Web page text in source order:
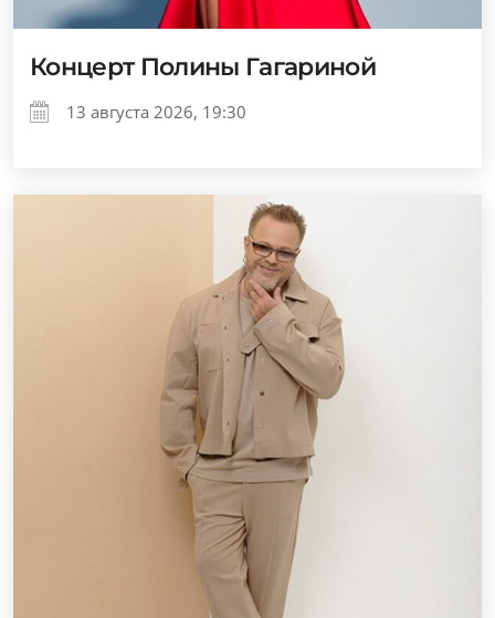
Концерт Полины Гагариной
13 августа 2026, 19:30